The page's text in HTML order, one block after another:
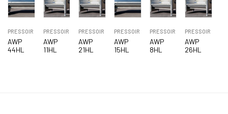
PRESSOIR
AWP
44HL
PRESSOIR
AWP
11HL
PRESSOIR
AWP
21HL
PRESSOIR
AWP
15HL
PRESSOIR
AWP
8HL
PRESSOIR
AWP
26HL